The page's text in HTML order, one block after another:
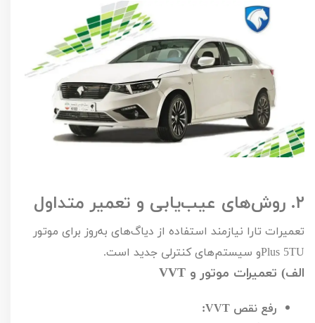
۲. روش‌های عیب‌یابی و تعمیر متداول
تعمیرات تارا نیازمند استفاده از دیاگ‌های به‌روز برای موتور
TU
5
Plusو سیستم‌های کنترلی جدید است.
الف) تعمیرات موتور و VVT
رفع نقص VVT
: